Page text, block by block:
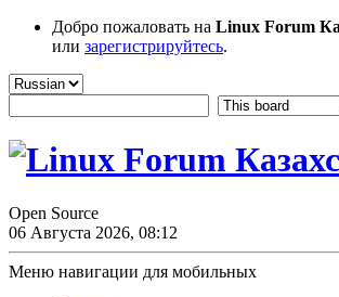
Добро пожаловать на Linux Forum
или зарегистрируйтесь.
Open Source
06 Августа 2026, 08:12
Меню навигации для мобильных